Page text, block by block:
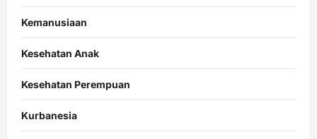
Kemanusiaan
Kesehatan Anak
Kesehatan Perempuan
Kurbanesia